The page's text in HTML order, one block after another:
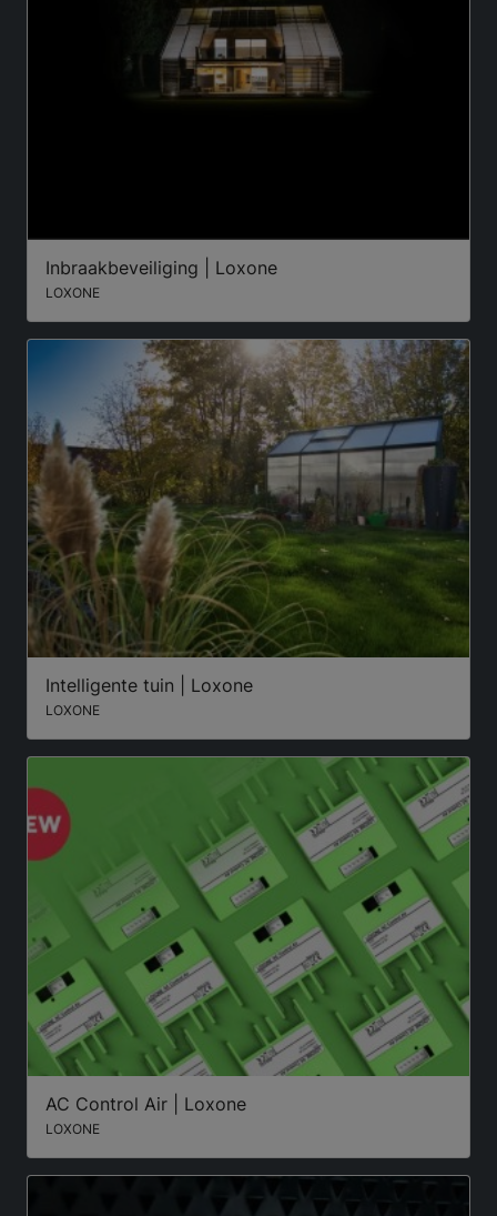
Inbraakbeveiliging | Loxone
LOXONE
Intelligente tuin | Loxone
LOXONE
AC Control Air | Loxone
LOXONE